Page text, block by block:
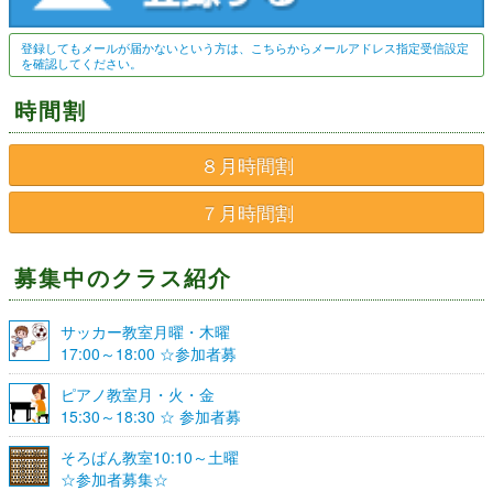
登録してもメールが届かないという方は、こちらからメールアドレス指定受信設定
を確認してください。
時間割
８月時間割
７月時間割
募集中のクラス紹介
サッカー教室月曜・木曜
17:00～18:00 ☆参加者募
集☆
ピアノ教室月・火・金
15:30～18:30 ☆ 参加者募
集☆
そろばん教室10:10～土曜
☆参加者募集☆